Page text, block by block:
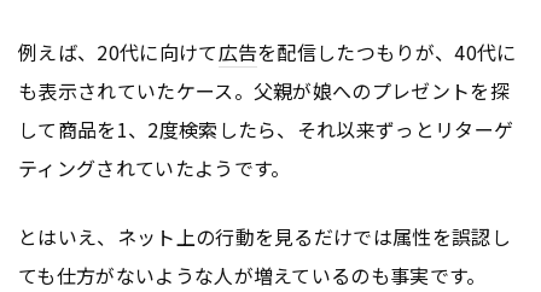
例えば、20代に向けて広告を配信したつもりが、40代に
も表示されていたケース。父親が娘へのプレゼントを探
して商品を1、2度検索したら、それ以来ずっとリターゲ
ティングされていたようです。
とはいえ、ネット上の行動を見るだけでは属性を誤認し
ても仕方がないような人が増えているのも事実です。